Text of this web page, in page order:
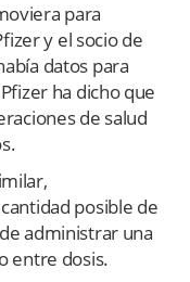
para
y el socio de
datos para
ha dicho que
de salud
posible de
administrar una
entre dosis.